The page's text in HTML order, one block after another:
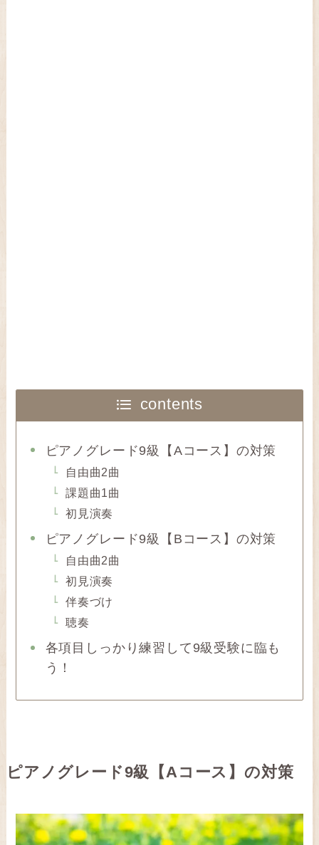
contents
ピアノグレード9級【Aコース】の対策
自由曲2曲
課題曲1曲
初見演奏
ピアノグレード9級【Bコース】の対策
自由曲2曲
初見演奏
伴奏づけ
聴奏
各項目しっかり練習して9級受験に臨も
う！
ピアノグレード9級【Aコース】の対策